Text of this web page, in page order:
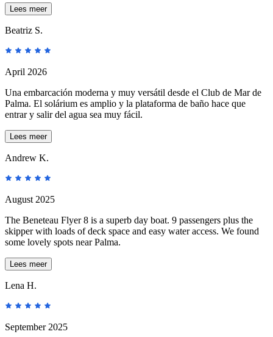
Lees meer
Beatriz S.
April 2026
Una embarcación moderna y muy versátil desde el Club de Mar de
Palma. El solárium es amplio y la plataforma de baño hace que
entrar y salir del agua sea muy fácil.
Lees meer
Andrew K.
August 2025
The Beneteau Flyer 8 is a superb day boat. 9 passengers plus the
skipper with loads of deck space and easy water access. We found
some lovely spots near Palma.
Lees meer
Lena H.
September 2025